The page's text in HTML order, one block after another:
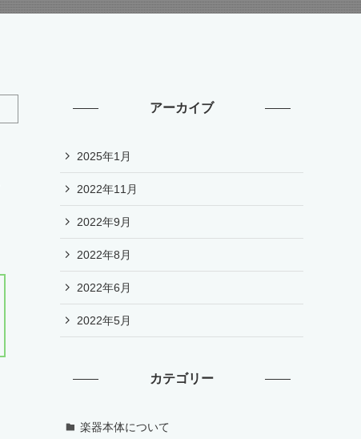
アーカイブ
2025年1月
2022年11月
2022年9月
2022年8月
2022年6月
2022年5月
カテゴリー
楽器本体について